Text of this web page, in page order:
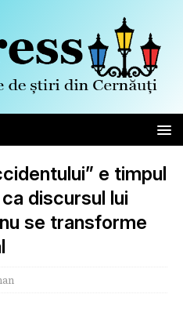
e timpul
discursul lui
se transforme